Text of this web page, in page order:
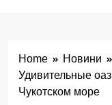
Home
Новини
Удивительные
Чукотском море